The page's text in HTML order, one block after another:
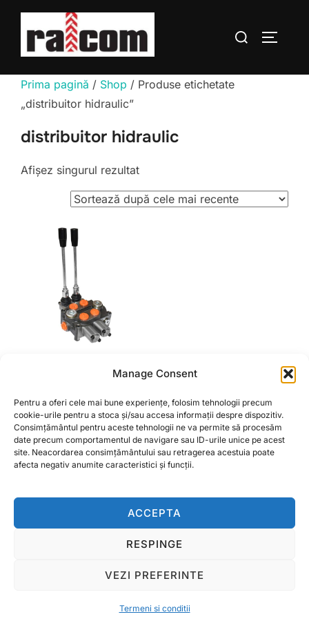
Manage Consent
Pentru a oferi cele mai bune experiențe, folosim tehnologii precum
cookie-urile pentru a stoca și/sau accesa informații despre dispozitiv.
Consimțământul pentru aceste tehnologii ne va permite să procesăm
date precum comportamentul de navigare sau ID-urile unice pe acest
site. Neacordarea consimțământului sau retragerea acestuia poate
afecta negativ anumite caracteristici și funcții.
ACCEPTA
RESPINGE
VEZI PREFERINTE
Termeni si conditii
conținut
Caută
Prima pagină / Shop / Produse etichetate
„distribuitor hidraulic”
distribuitor hidraulic
Afișez singurul rezultat
Distribuitor hidraulic 2
200 bar, debit 80L/min
-30 – +70C RA14
299,00lei
Copyright © 2026 Ralcom Utilaje Agricole